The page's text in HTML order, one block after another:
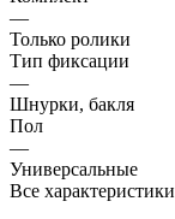
—
Только ролики
Тип фиксации
—
Шнурки, бакля
Пол
—
Универсальные
Все характеристики